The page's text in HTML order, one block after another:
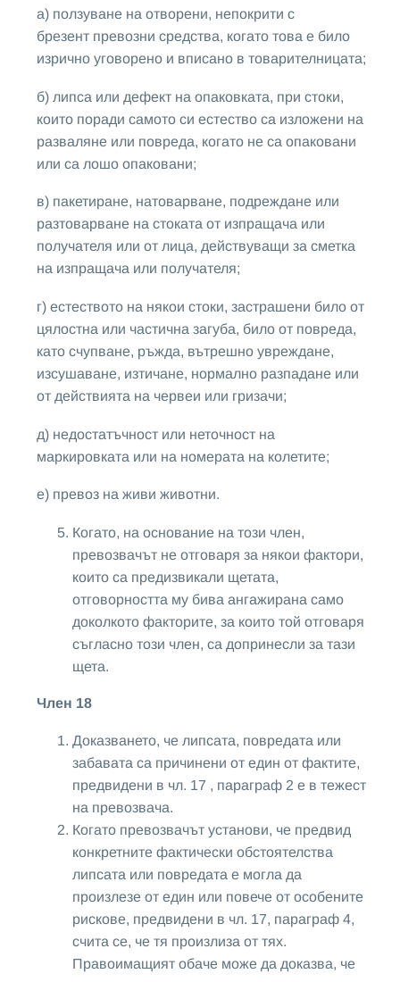
а) ползуване на отворени, непокрити с
брезент превозни средства, когато това е било
изрично уговорено и вписано в товарителницата;
б) липса или дефект на опаковката, при стоки,
които поради самото си естество са изложени на
разваляне или повреда, когато не са опаковани
или са лошо опаковани;
в) пакетиране, натоварване, подреждане или
разтоварване на стоката от изпращача или
получателя или от лица, действуващи за сметка
на изпращача или получателя;
г) естеството на някои стоки, застрашени било от
цялостна или частична загуба, било от повреда,
като счупване, ръжда, вътрешно увреждане,
изсушаване, изтичане, нормално разпадане или
от действията на червеи или гризачи;
д) недостатъчност или неточност на
маркировката или на номерата на колетите;
е) превоз на живи животни.
Когато, на основание на този член,
превозвачът не отговаря за някои фактори,
които са предизвикали щетата,
отговорността му бива ангажирана само
доколкото факторите, за които той отговаря
съгласно този член, са допринесли за тази
щета.
Член 18
Доказването, че липсата, повредата или
забавата са причинени от един от фактите,
предвидени в чл. 17 , параграф 2 е в тежест
на превозвача.
Когато превозвачът установи, че предвид
конкретните фактически обстоятелства
липсата или повредата е могла да
произлезе от един или повече от особените
рискове, предвидени в чл. 17, параграф 4,
счита се, че тя произлиза от тях.
Правоимащият обаче може да доказва, че